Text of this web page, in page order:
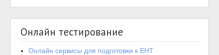
Онлайн тестирование
Онлайн сервисы для подготовки к ЕНТ